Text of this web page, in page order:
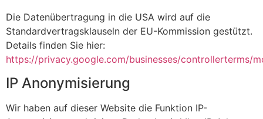
Die Datenübertragung in die USA wird auf die
Standardvertragsklauseln der EU-Kommission gestützt.
Details finden Sie hier:
https://privacy.google.com/businesses/controllerterms/
IP Anonymisierung
Wir haben auf dieser Website die Funktion IP-